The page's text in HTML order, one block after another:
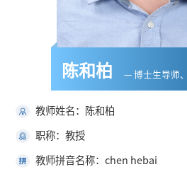
陈和柏 — 博士生导师
教师姓名：陈和柏
职称：教授
教师拼音名称：chen hebai